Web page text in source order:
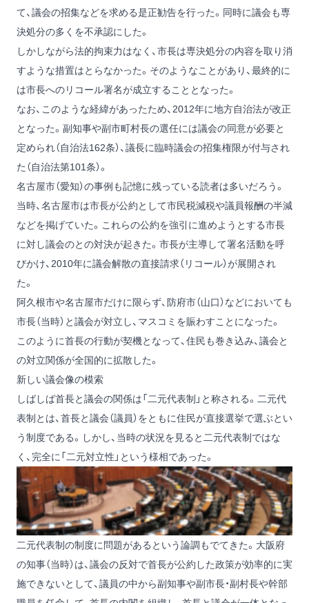
て、議会の招集などを求める是正勧告を行った。同時に議会も専
決処分の多くを不承認にした。
しかしながら法的拘束力はなく、市長は専決処分の内容を取り消
すような措置はとらなかった。そのようなことがあり、最終的に
は市長へのリコール署名が成立することとなった。
なお、このような経緯があったため、2012年に地方自治法が改正
となった。副知事や副市町村長の選任には議会の同意が必要と
定められ（自治法162条）、議長に臨時議会の招集権限が付与され
た（自治法第101条）。
名古屋市（愛知）の事例も記憶に残っている読者は多いだろう。
当時、名古屋市は市長が公約として市民税減税や議員報酬の半減
などを掲げていた。これらの公約を強引に進めようとする市長
に対し議会のとの対決が起きた。市長が主導して署名活動を呼
びかけ、2010年に議会解散の直接請求（リコール）が展開され
た。
阿久根市や名古屋市だけに限らず、防府市（山口）などにおいても
市長（当時）と議会が対立し、マスコミを賑わすことになった。
このように首長の行動が契機となって、住民も巻き込み、議会と
の対立関係が全国的に拡散した。
新しい議会像の模索
しばしば首長と議会の関係は「二元代表制」と称される。二元代
表制とは、首長と議会（議員）をともに住民が直接選挙で選ぶとい
う制度である。しかし、当時の状況を見ると二元代表制ではな
く、完全に「二元対立性」という様相であった。
二元代表制の制度に問題があるという論調もでてきた。大阪府
の知事（当時）は、議会の反対で首長が公約した政策が効率的に実
施できないとして、議員の中から副知事や副市長・副村長や幹部